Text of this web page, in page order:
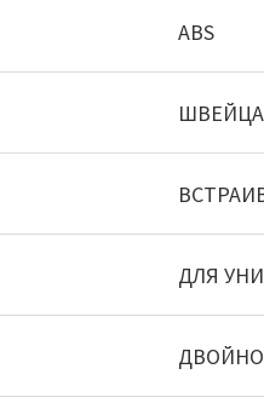
ABS
ДЛЯ